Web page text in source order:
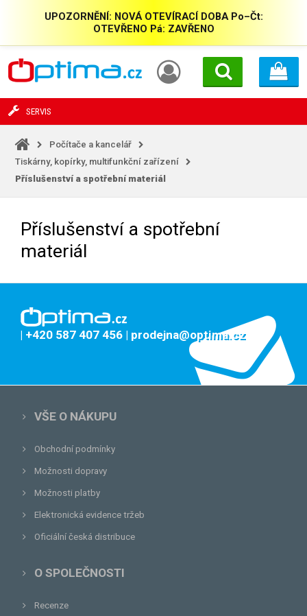
UPOZORNĚNÍ: NOVÁ OTEVÍRACÍ DOBA Po–Čt:
OTEVŘENO Pá: ZAVŘENO
SERVIS
Počítače a kancelář
Tiskárny, kopírky, multifunkční zařízení
Příslušenství a spotřební materiál
Příslušenství a spotřební
materiál
| +420 587 407 456 | prodejna@optima.cz
VŠE O NÁKUPU
Obchodní podmínky
Možnosti dopravy
Možnosti platby
Elektronická evidence tržeb
Oficiální česká distribuce
O SPOLEČNOSTI
Recenze